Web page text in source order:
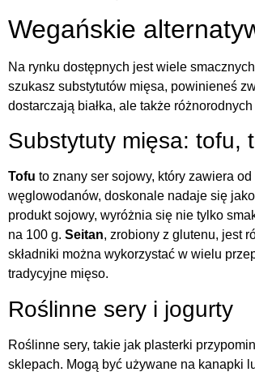
Wegańskie
Na rynku dostępnych jest wiele
szukasz substytutów mięsa, powinieneś
dostarczają białka, ale także różnorodnych
Substytuty mięsa: tofu,
Tofu to znany ser sojowy, który zawiera
węglowodanów, doskonale nadaje się
produkt sojowy, wyróżnia się nie tylko
na 100 g. Seitan, zrobiony z glutenu, jest
składniki można wykorzystać w wielu
tradycyjne mięso.
Roślinne sery i jogurty
Roślinne sery, takie jak plasterki
sklepach. Mogą być używane na kanapki